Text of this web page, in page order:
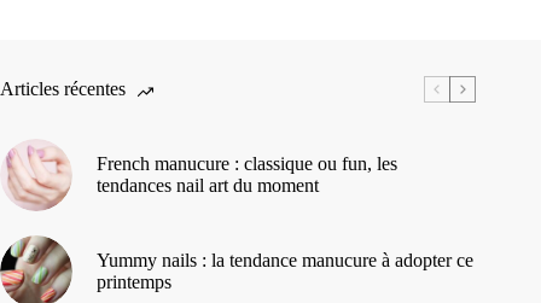
Articles récentes
French manucure : classique ou fun, les
tendances nail art du moment
Yummy nails : la tendance manucure à adopter ce
printemps